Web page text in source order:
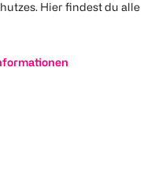
Hier findest du alle